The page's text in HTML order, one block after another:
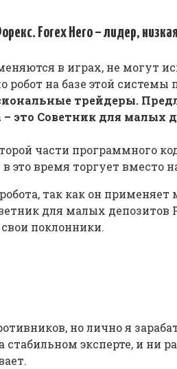
Forex Hero – лидер,
в играх, не могут
робот на базе этой
трейдеры.
– это Советник для
части программного
это время торгует вместо
так как он
для малых
поклонники.
но лично я
эксперте, и ни